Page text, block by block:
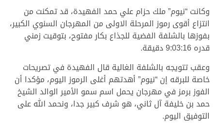
وكانت “نيوم” ملك حزام علي حمد الفهيدة، قد تمكنت من
انتزاع أقوى رموز المرحلة الاولى من المهرجان السنوي الكبير،
بفوزها بالشلفة الفضية للجذاع بكار مفتوح، بتوقيت زمني
قدره 9:03:16 دقيقة.
وعقب تتويجه بالشلفة الغالية قال الفهيدة في تصريحات
خاصة للبرقه إن “نيوم” أهدتهم أغلى الرموز اليوم، مؤكدا أن
الفوز برمز في مهرجان يحمل اسم سمو الأمير الوالد الشيخ
حمد بن خليفة آل ثاني، هو شرف كبير جدا، ونحمد الله على
التوفيق اليوم.